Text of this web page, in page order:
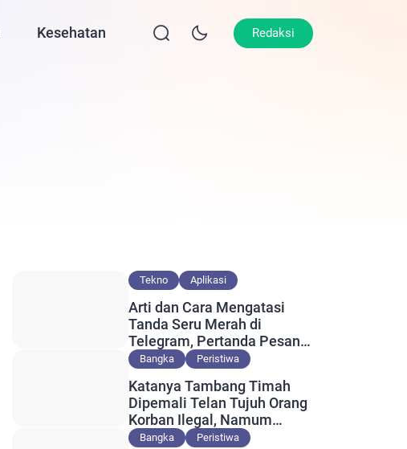
Kesehatan Lifestyle Olahraga
Redaksi
Tekno Aplikasi
Arti dan Cara Mengatasi
Tanda Seru Merah di
Telegram, Pertanda Pesan
Gagal Terkirim?
Bangka Peristiwa
Katanya Tambang Timah
Dipemali Telan Tujuh Orang
Korban Ilegal, Namum
Muncul Slip Pembayaran
Bangka Peristiwa